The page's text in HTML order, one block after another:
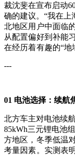
裁沈斐在宣布启动
确的建议。“我在上
北地区用户中面临
从配置偏好到补能
在经历着有趣的“地
---
01 电池选择：续航
北方车主对电池续
85kWh三元锂电池
方地区，冬季低温
考量因素。 实测表